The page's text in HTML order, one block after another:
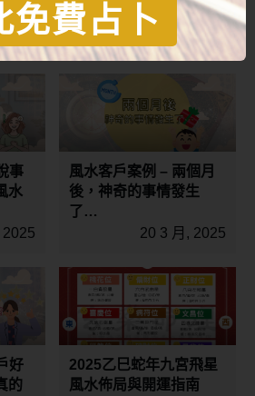
事
水
2025
風水客戶案例 – 兩個月
後，神奇的事情發生
了…
20 3 月, 2025
好
的
2025乙巳蛇年九宮飛星
風水佈局與開運指南
免費占卜